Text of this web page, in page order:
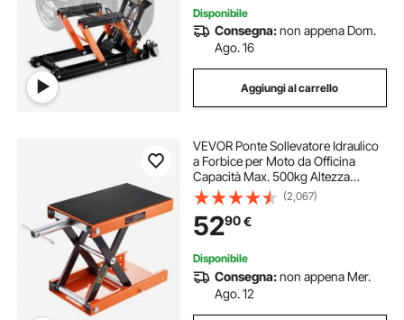
Disponibile
Consegna:non appena Dom.
Ago. 16
Aggiungi al carrello
VEVOR Ponte Sollevatore Idraulico
a Forbice per Moto da Officina
Capacità Max. 500kg Altezza
Regolabile 9,5-35cm, Ponte
Sollevatore Alzamoto da Officina
Operazione Idraulica Piattaforma
36,5 x 22,2 cm
(2,067)
5290€
Disponibile
Consegna:non appena Mer.
Ago. 12